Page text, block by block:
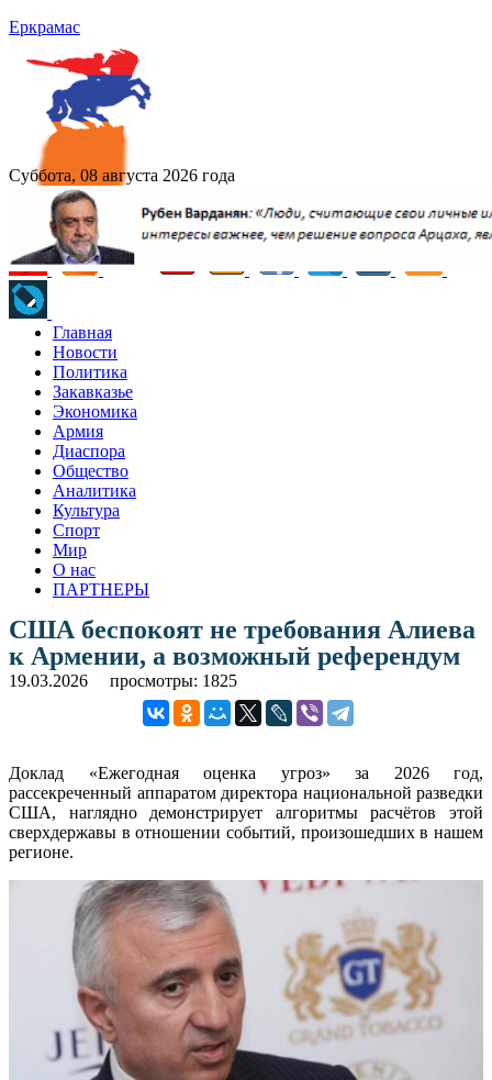
Еркрамас
Суббота, 08 августа 2026 года
Главная
Новости
Политика
Закавказье
Экономика
Армия
Диаспора
Общество
Аналитика
Культура
Спорт
Мир
О нас
ПАРТНЕРЫ
США беспокоят не требования Алиева
к Армении, а возможный референдум
19.03.2026 просмотры: 1825
Доклад «Ежегодная оценка угроз» за 2026 год,
рассекреченный аппаратом директора национальной разведки
США, наглядно демонстрирует алгоритмы расчётов этой
сверхдержавы в отношении событий, произошедших в нашем
регионе.